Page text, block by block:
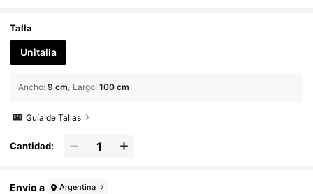
Talla
Unitalla
Ancho: 9 cm Largo: 100 cm
Guía de Tallas
Cantidad:
Envío a Argentina